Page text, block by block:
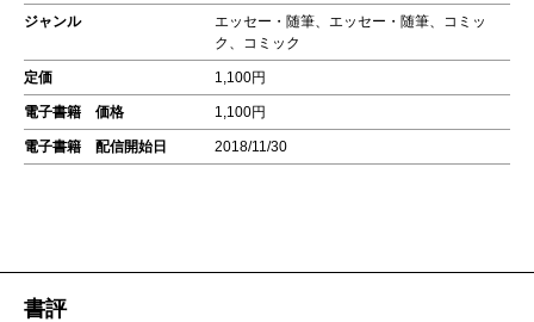
ジャンル
エッセー・随筆、エッセー・随筆、コミッ
ク、コミック
定価 1,100円
電子書籍 価格 1,100円
電子書籍 配信開始日 2018/11/30
書評